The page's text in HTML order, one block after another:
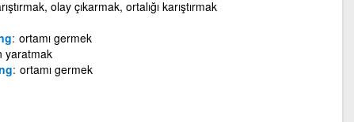
olay çıkarmak, ortalığı karıştırmak
ortamı germek
yaratmak
ortamı germek